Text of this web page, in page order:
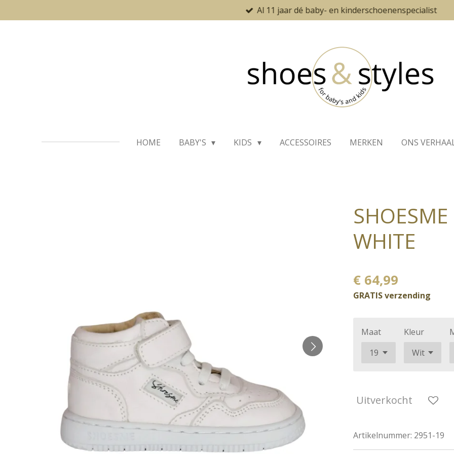
direct
Al 11 jaar dé baby- en kinderschoenenspecialist
HOME BABY'S KIDS ACCESSOIRES MERKEN ONS
WHITE
€ 64,99
GRATIS verzending
Maat Kleur
Uitverkocht
Artikelnummer: 2951-19